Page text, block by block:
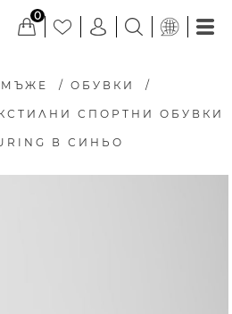
0
МЪЖЕ / ОБУВКИ /
СПОРТНИ ОБУВКИ
В СИНЬО